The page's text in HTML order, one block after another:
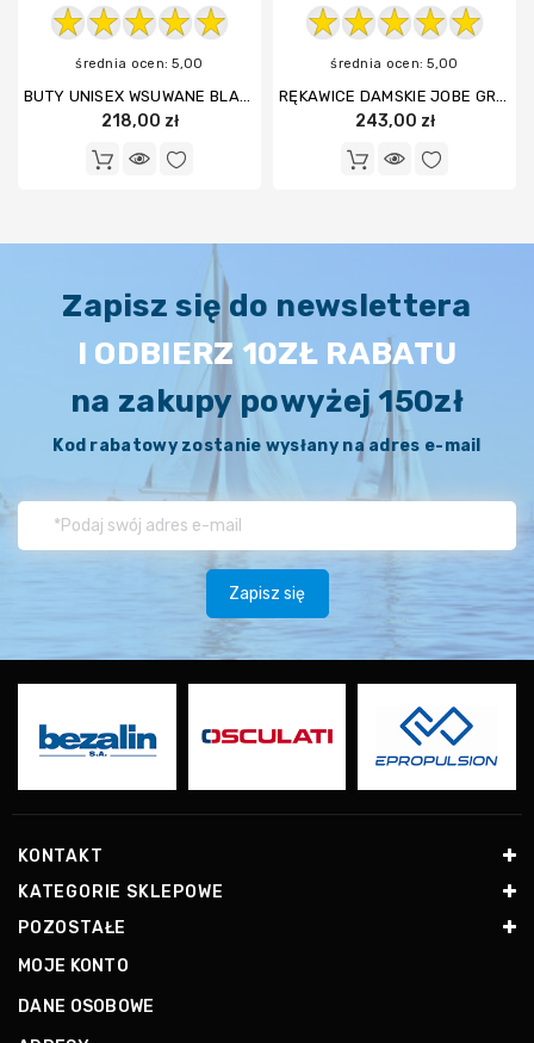
elektryczne
Sprzęt
bosaki
czujniki
Wyposażenie
na
20
średnia ocen: 5,00
BUTY UNISEX WSUWANE BLACK ROZMIAR 43
218,00 zł
średnia ocen: 5,00
RĘKAWICE DAMSKIE JOBE GRIP GLOVES WOMEN L
243,00 zł
Zapisz się do newslettera
I ODBIERZ 10ZŁ RABATU
na zakupy powyżej 150zł
Kod rabatowy zostanie wysłany na adres e-mail
KONTAKT
KATEGORIE SKLEPOWE
POZOSTAŁE
MOJE KONTO
DANE OSOBOWE